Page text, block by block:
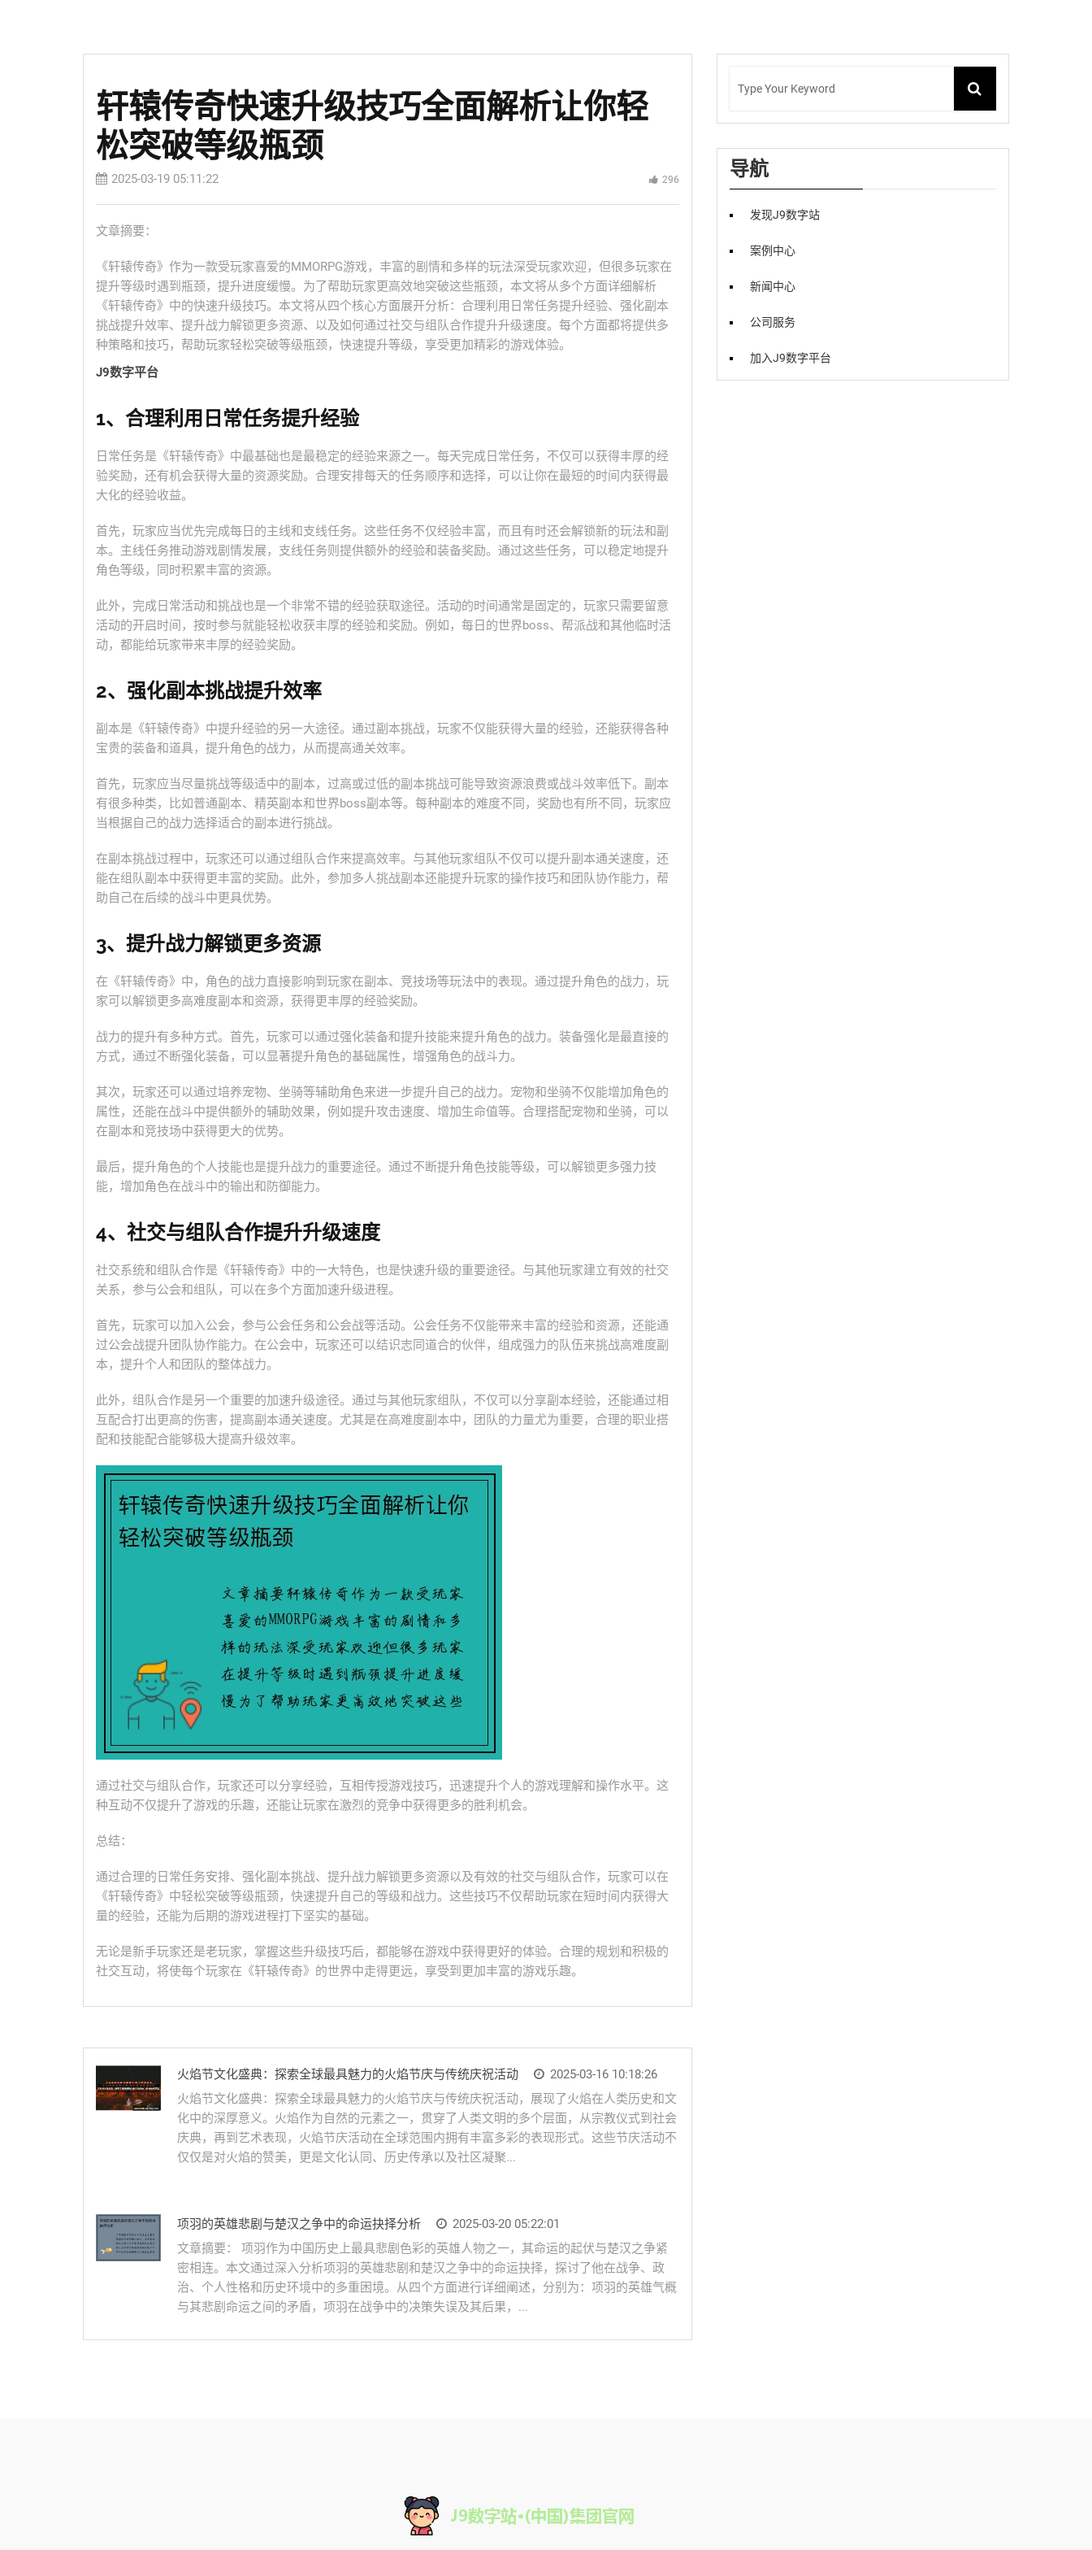
轩辕传奇快速升级技巧全面解析让你轻
松突破等级瓶颈
2025-03-19 05:11:22 296
文章摘要：
《轩辕传奇》作为一款受玩家喜爱的MMORPG游戏，丰富的剧情和多样的玩法深受玩家欢迎，但很多玩家在
提升等级时遇到瓶颈，提升进度缓慢。为了帮助玩家更高效地突破这些瓶颈，本文将从多个方面详细解析
《轩辕传奇》中的快速升级技巧。本文将从四个核心方面展开分析：合理利用日常任务提升经验、强化副本
挑战提升效率、提升战力解锁更多资源、以及如何通过社交与组队合作提升升级速度。每个方面都将提供多
种策略和技巧，帮助玩家轻松突破等级瓶颈，快速提升等级，享受更加精彩的游戏体验。
J9数字平台
1、合理利用日常任务提升经验
日常任务是《轩辕传奇》中最基础也是最稳定的经验来源之一。每天完成日常任务，不仅可以获得丰厚的经
验奖励，还有机会获得大量的资源奖励。合理安排每天的任务顺序和选择，可以让你在最短的时间内获得最
大化的经验收益。
首先，玩家应当优先完成每日的主线和支线任务。这些任务不仅经验丰富，而且有时还会解锁新的玩法和副
本。主线任务推动游戏剧情发展，支线任务则提供额外的经验和装备奖励。通过这些任务，可以稳定地提升
角色等级，同时积累丰富的资源。
此外，完成日常活动和挑战也是一个非常不错的经验获取途径。活动的时间通常是固定的，玩家只需要留意
活动的开启时间，按时参与就能轻松收获丰厚的经验和奖励。例如，每日的世界boss、帮派战和其他临时活
动，都能给玩家带来丰厚的经验奖励。
2、强化副本挑战提升效率
副本是《轩辕传奇》中提升经验的另一大途径。通过副本挑战，玩家不仅能获得大量的经验，还能获得各种
宝贵的装备和道具，提升角色的战力，从而提高通关效率。
首先，玩家应当尽量挑战等级适中的副本，过高或过低的副本挑战可能导致资源浪费或战斗效率低下。副本
有很多种类，比如普通副本、精英副本和世界boss副本等。每种副本的难度不同，奖励也有所不同，玩家应
当根据自己的战力选择适合的副本进行挑战。
在副本挑战过程中，玩家还可以通过组队合作来提高效率。与其他玩家组队不仅可以提升副本通关速度，还
能在组队副本中获得更丰富的奖励。此外，参加多人挑战副本还能提升玩家的操作技巧和团队协作能力，帮
助自己在后续的战斗中更具优势。
3、提升战力解锁更多资源
在《轩辕传奇》中，角色的战力直接影响到玩家在副本、竞技场等玩法中的表现。通过提升角色的战力，玩
家可以解锁更多高难度副本和资源，获得更丰厚的经验奖励。
战力的提升有多种方式。首先，玩家可以通过强化装备和提升技能来提升角色的战力。装备强化是最直接的
方式，通过不断强化装备，可以显著提升角色的基础属性，增强角色的战斗力。
其次，玩家还可以通过培养宠物、坐骑等辅助角色来进一步提升自己的战力。宠物和坐骑不仅能增加角色的
属性，还能在战斗中提供额外的辅助效果，例如提升攻击速度、增加生命值等。合理搭配宠物和坐骑，可以
在副本和竞技场中获得更大的优势。
最后，提升角色的个人技能也是提升战力的重要途径。通过不断提升角色技能等级，可以解锁更多强力技
能，增加角色在战斗中的输出和防御能力。
4、社交与组队合作提升升级速度
社交系统和组队合作是《轩辕传奇》中的一大特色，也是快速升级的重要途径。与其他玩家建立有效的社交
关系，参与公会和组队，可以在多个方面加速升级进程。
首先，玩家可以加入公会，参与公会任务和公会战等活动。公会任务不仅能带来丰富的经验和资源，还能通
过公会战提升团队协作能力。在公会中，玩家还可以结识志同道合的伙伴，组成强力的队伍来挑战高难度副
本，提升个人和团队的整体战力。
此外，组队合作是另一个重要的加速升级途径。通过与其他玩家组队，不仅可以分享副本经验，还能通过相
互配合打出更高的伤害，提高副本通关速度。尤其是在高难度副本中，团队的力量尤为重要，合理的职业搭
配和技能配合能够极大提高升级效率。
通过社交与组队合作，玩家还可以分享经验，互相传授游戏技巧，迅速提升个人的游戏理解和操作水平。这
种互动不仅提升了游戏的乐趣，还能让玩家在激烈的竞争中获得更多的胜利机会。
总结：
通过合理的日常任务安排、强化副本挑战、提升战力解锁更多资源以及有效的社交与组队合作，玩家可以在
《轩辕传奇》中轻松突破等级瓶颈，快速提升自己的等级和战力。这些技巧不仅帮助玩家在短时间内获得大
量的经验，还能为后期的游戏进程打下坚实的基础。
无论是新手玩家还是老玩家，掌握这些升级技巧后，都能够在游戏中获得更好的体验。合理的规划和积极的
社交互动，将使每个玩家在《轩辕传奇》的世界中走得更远，享受到更加丰富的游戏乐趣。
火焰节文化盛典：探索全球最具魅力的火焰节庆与传统庆祝活动
2025-03-16 10:18:26
火焰节文化盛典：探索全球最具魅力的火焰节庆与传统庆祝活动，展现了火焰在人类历史和文
化中的深厚意义。火焰作为自然的元素之一，贯穿了人类文明的多个层面，从宗教仪式到社会
庆典，再到艺术表现，火焰节庆活动在全球范围内拥有丰富多彩的表现形式。这些节庆活动不
仅仅是对火焰的赞美，更是文化认同、历史传承以及社区凝聚...
项羽的英雄悲剧与楚汉之争中的命运抉择分析
2025-03-20 05:22:01
文章摘要： 项羽作为中国历史上最具悲剧色彩的英雄人物之一，其命运的起伏与楚汉之争紧
密相连。本文通过深入分析项羽的英雄悲剧和楚汉之争中的命运抉择，探讨了他在战争、政
治、个人性格和历史环境中的多重困境。从四个方面进行详细阐述，分别为：项羽的英雄气概
与其悲剧命运之间的矛盾，项羽在战争中的决策失误及其后果，...
导航
发现J9数字站
案例中心
新闻中心
公司服务
加入J9数字平台